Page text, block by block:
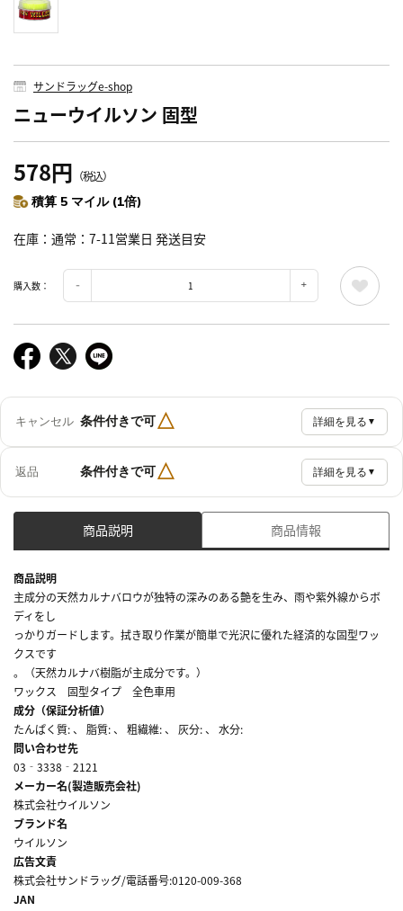
サンドラッグe-shop
ニューウイルソン 固型
578円 （税込）
積算 5 マイル (1倍)
在庫 通常：7-11営業日 発送目安
購入数：
キャンセル 条件付きで可△ 詳細を見る ▼
返品 条件付きで可△ 詳細を見る ▼
商品説明 商品情報
商品説明
主成分の天然カルナバロウが独特の深みのある艶を生み、雨や紫外線からボ
ディをし
っかりガードします。拭き取り作業が簡単で光沢に優れた経済的な固型ワッ
クスです
。（天然カルナバ樹脂が主成分です。）
ワックス 固型タイプ 全色車用
成分（保証分析値）
たんぱく質: 、 脂質: 、 粗繊維: 、 灰分: 、 水分:
問い合わせ先
03‐3338‐2121
メーカー名(製造販売会社)
株式会社ウイルソン
ブランド名
ウイルソン
広告文責
株式会社サンドラッグ/電話番号:0120-009-368
JAN